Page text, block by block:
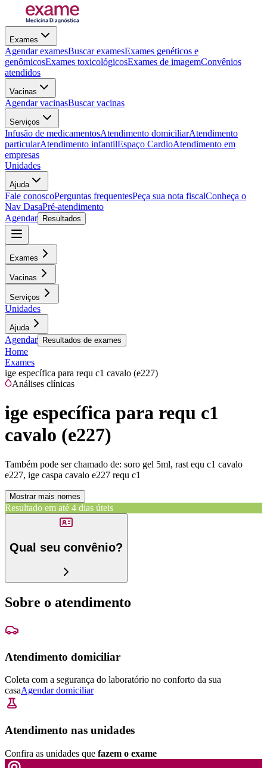
Exames
Agendar examesBuscar examesExames genéticos e
genômicosExames toxicológicosExames de imagemConvênios
atendidos
Vacinas
Agendar vacinasBuscar vacinas
Serviços
Infusão de medicamentosAtendimento domiciliarAtendimento
particularAtendimento infantilEspaço CardioAtendimento em
empresas
Unidades
Ajuda
Fale conoscoPerguntas frequentesPeça sua nota fiscalConheça o
Nav DasaPré-atendimento
Agendar
Resultados
Exames
Vacinas
Serviços
Unidades
Ajuda
Agendar Resultados de exames
Home
Exames
ige específica para requ c1 cavalo (e227)
Análises clínicas
ige específica para requ c1
cavalo (e227)
Também pode ser chamado de: soro gel 5ml, rast equ c1 cavalo
e227, ige caspa cavalo e227 requ c1
Mostrar mais nomes
Resultado em até 4 dias úteis
Qual seu convênio?
Sobre o atendimento
Atendimento domiciliar
Coleta com a segurança do laboratório no conforto da sua
casaAgendar domiciliar
Atendimento nas unidades
Confira as unidades que fazem o exame